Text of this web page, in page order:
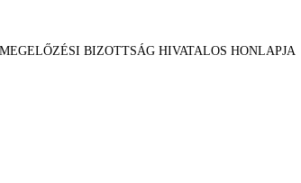
BIZOTTSÁG HIVATALOS HONLAPJA